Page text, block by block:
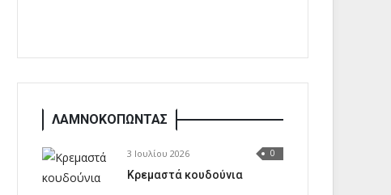
ΛΑΜΝΟΚΟΠΩΝΤΑΣ
3 Ιουλίου 2026 0
Κρεμαστά κουδούνια